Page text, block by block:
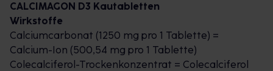
CALCIMAGON D3 Kautabletten
Wirkstoffe
Calciumcarbonat (1250 mg pro 1 Tablette) =
Calcium-Ion (500,54 mg pro 1 Tablette)
Colecalciferol-Trockenkonzentrat = Colecalciferol